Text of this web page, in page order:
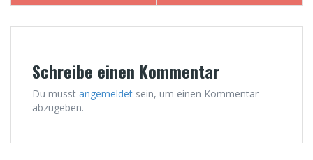
Schreibe einen Kommentar
Du musst angemeldet sein, um einen Kommentar
abzugeben.